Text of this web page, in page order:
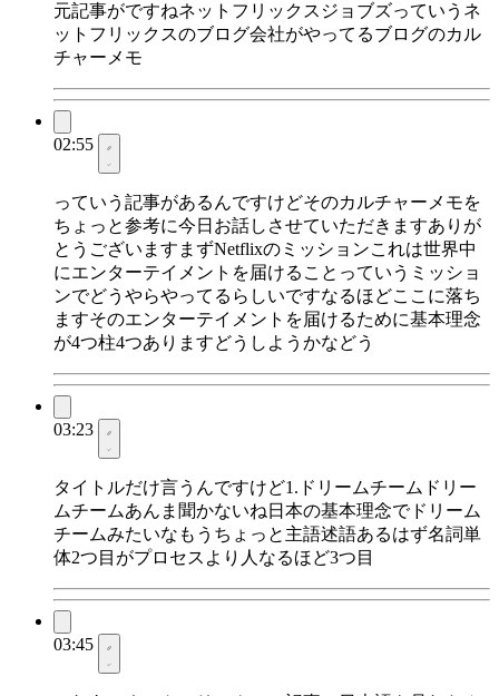
元記事がですねネットフリックスジョブズっていうネ
ットフリックスのブログ会社がやってるブログのカル
チャーメモ
02:55
っていう記事があるんですけどそのカルチャーメモを
ちょっと参考に今日お話しさせていただきますありが
とうございますまずNetflixのミッションこれは世界中
にエンターテイメントを届けることっていうミッショ
ンでどうやらやってるらしいですなるほどここに落ち
ますそのエンターテイメントを届けるために基本理念
が4つ柱4つありますどうしようかなどう
03:23
タイトルだけ言うんですけど1.ドリームチームドリー
ムチームあんま聞かないね日本の基本理念でドリーム
チームみたいなもうちょっと主語述語あるはず名詞単
体2つ目がプロセスより人なるほど3つ目
03:45